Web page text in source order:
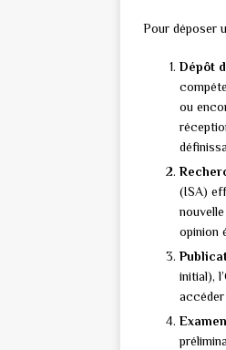
Pour déposer
Dépôt
ou
(ISA)
opinion
initial),